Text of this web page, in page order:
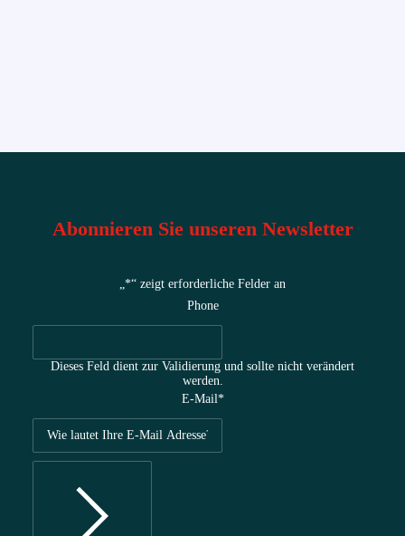
Abonnieren Sie unseren Newsletter
„*“ zeigt erforderliche Felder an
Phone
Dieses Feld dient zur Validierung und sollte nicht verändert
werden.
E-Mail*